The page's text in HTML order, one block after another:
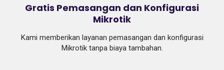
Gratis Pemasangan dan Konfigurasi
Mikrotik
Kami memberikan layanan pemasangan dan konfigurasi
Mikrotik tanpa biaya tambahan.